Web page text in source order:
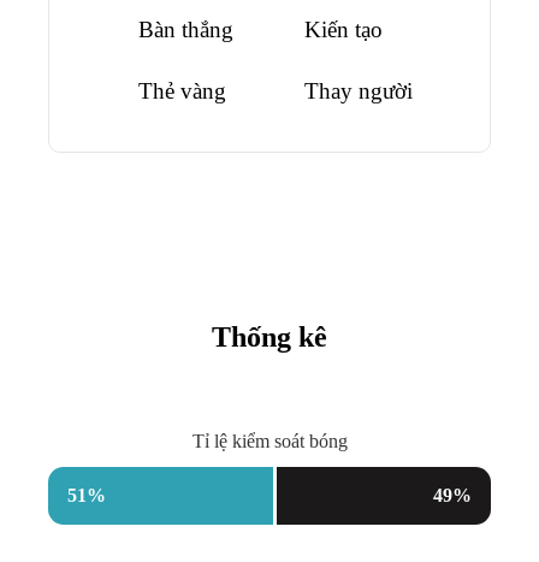
Bàn thắng Kiến tạo
Thẻ vàng Thay người
Thống kê
Tỉ lệ kiểm soát bóng
51% 49%